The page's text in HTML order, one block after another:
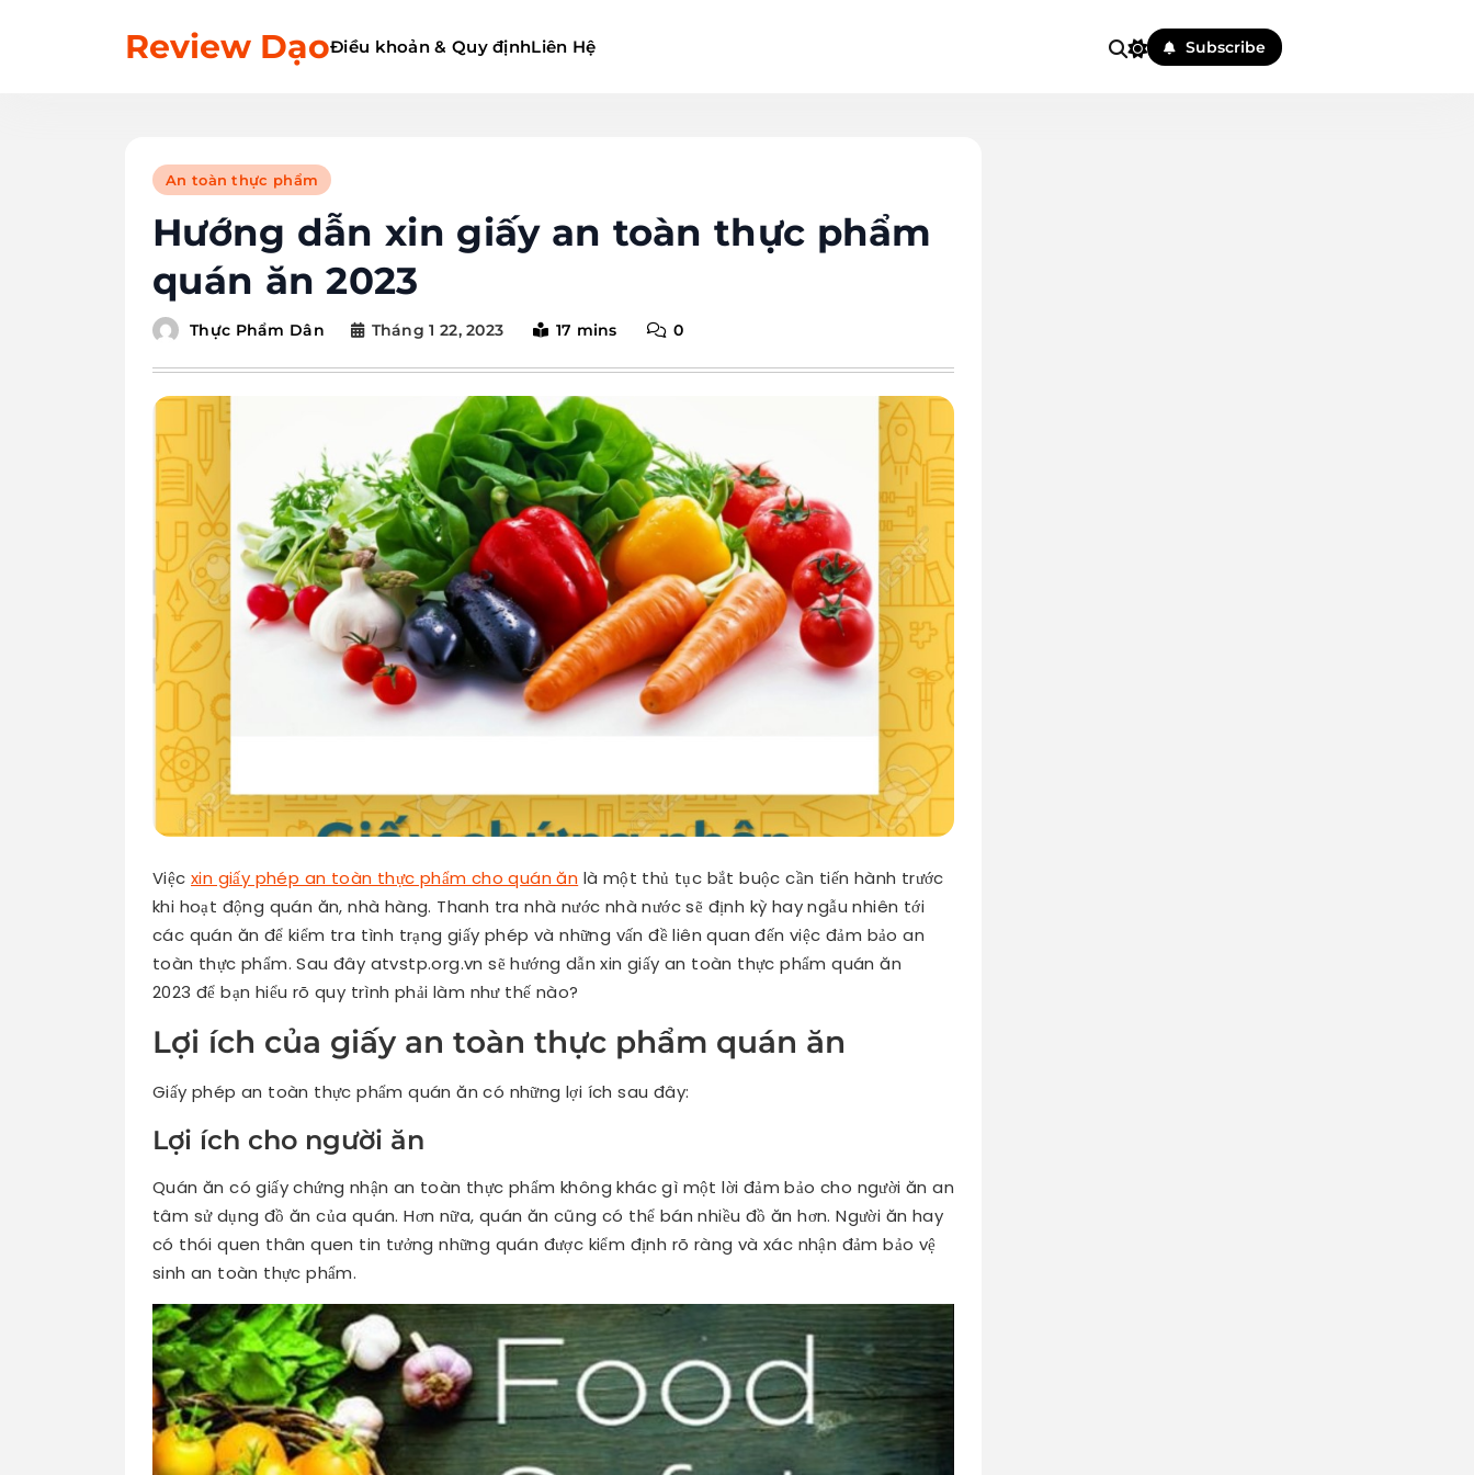
Review DạoĐiều khoản & Quy địnhLiên Hệ Subscribe
An toàn thực phẩm
Hướng dẫn xin giấy an toàn thực phẩm
quán ăn 2023
Thực Phẩm Dân Tháng 1 22, 2023 17 mins 0
Việc xin giấy phép an toàn thực phẩm cho quán ăn là một thủ tục bắt buộc cần tiến hành trước
khi hoạt động quán ăn, nhà hàng. Thanh tra nhà nước nhà nước sẽ định kỳ hay ngẫu nhiên tới
các quán ăn để kiểm tra tình trạng giấy phép và những vấn đề liên quan đến việc đảm bảo an
toàn thực phẩm. Sau đây atvstp.org.vn sẽ hướng dẫn xin giấy an toàn thực phẩm quán ăn
2023 để bạn hiểu rõ quy trình phải làm như thế nào?
Lợi ích của giấy an toàn thực phẩm quán ăn
Giấy phép an toàn thực phẩm quán ăn có những lợi ích sau đây:
Lợi ích cho người ăn
Quán ăn có giấy chứng nhận an toàn thực phẩm không khác gì một lời đảm bảo cho người ăn an
tâm sử dụng đồ ăn của quán. Hơn nữa, quán ăn cũng có thể bán nhiều đồ ăn hơn. Người ăn hay
có thói quen thân quen tin tưởng những quán được kiểm định rõ ràng và xác nhận đảm bảo vệ
sinh an toàn thực phẩm.